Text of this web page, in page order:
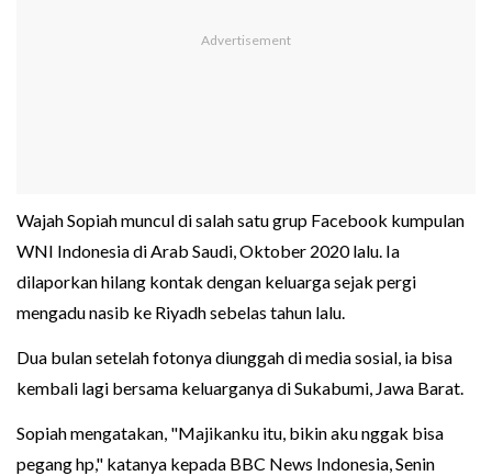
Wajah Sopiah muncul di salah satu grup Facebook kumpulan
WNI Indonesia di Arab Saudi, Oktober 2020 lalu. Ia
dilaporkan hilang kontak dengan keluarga sejak pergi
mengadu nasib ke Riyadh sebelas tahun lalu.
Dua bulan setelah fotonya diunggah di media sosial, ia bisa
kembali lagi bersama keluarganya di Sukabumi, Jawa Barat.
Sopiah mengatakan, "Majikanku itu, bikin aku nggak bisa
pegang hp," katanya kepada BBC News Indonesia, Senin